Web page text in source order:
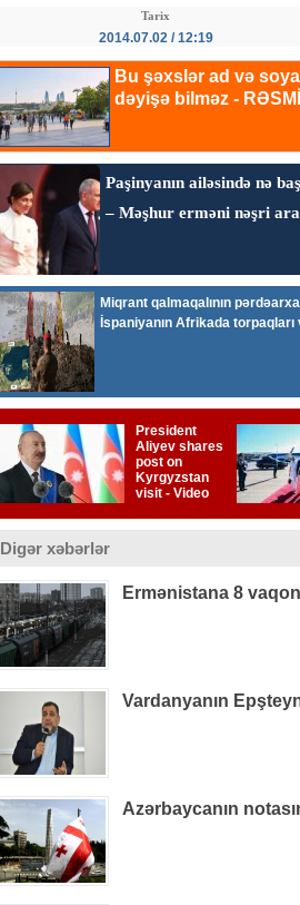
Tarix
2014.07.02 / 12:19
Digər xəbərlər
Ermənistana 8
Vardanyanın
Azərbaycanın